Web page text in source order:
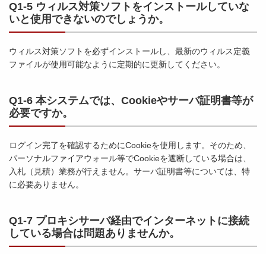
Q1-5 ウィルス対策ソフトをインストールしていな
いと使用できないのでしょうか。
ウィルス対策ソフトを必ずインストールし、最新のウィルス定義
ファイルが使用可能なように定期的に更新してください。
Q1-6 本システムでは、Cookieやサーバ証明書等が
必要ですか。
ログイン完了を確認するためにCookieを使用します。そのため、
パーソナルファイアウォール等でCookieを遮断している場合は、
入札（見積）業務が行えません。サーバ証明書等については、特
に必要ありません。
Q1-7 プロキシサーバ経由でインターネットに接続
している場合は問題ありませんか。